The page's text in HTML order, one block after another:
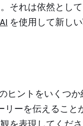
それは依然とし
を使用して新し
ントをいくつか
リーを伝えること
を表現してくだ